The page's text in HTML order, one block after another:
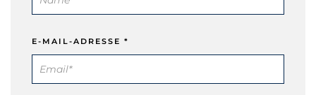
E-MAIL-ADRESSE *